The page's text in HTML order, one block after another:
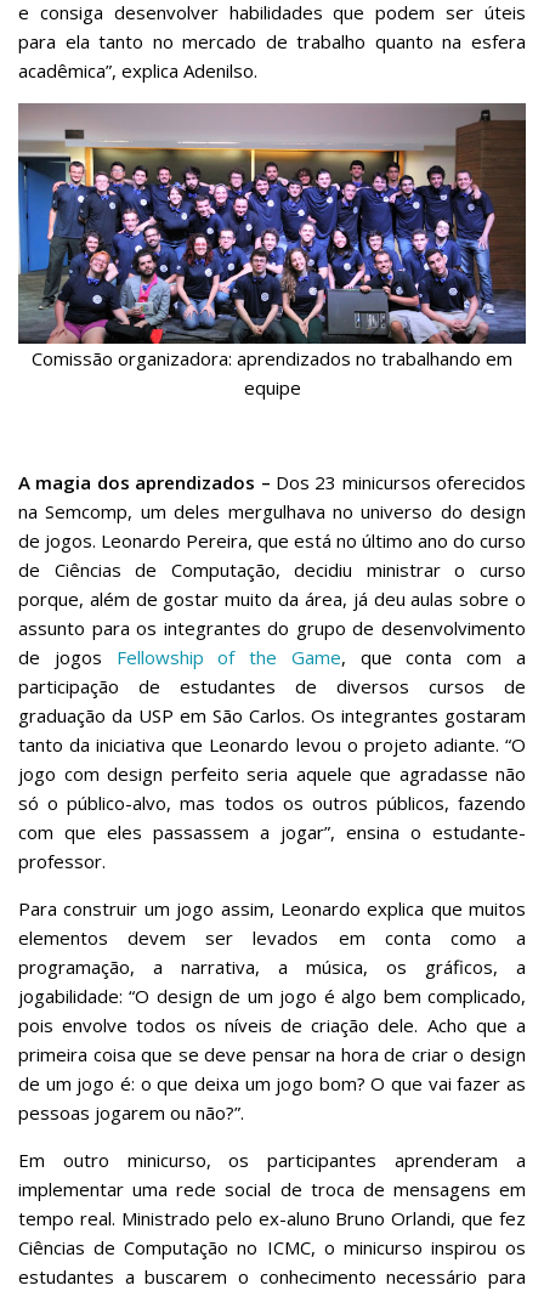
e consiga desenvolver habilidades que podem ser úteis
para ela tanto no mercado de trabalho quanto na esfera
acadêmica”, explica Adenilso.
Comissão organizadora: aprendizados no trabalhando em
equipe
A magia dos aprendizados – Dos 23 minicursos oferecidos
na Semcomp, um deles mergulhava no universo do design
de jogos. Leonardo Pereira, que está no último ano do curso
de Ciências de Computação, decidiu ministrar o curso
porque, além de gostar muito da área, já deu aulas sobre o
assunto para os integrantes do grupo de desenvolvimento
de jogos Fellowship of the Game, que conta com a
participação de estudantes de diversos cursos de
graduação da USP em São Carlos. Os integrantes gostaram
tanto da iniciativa que Leonardo levou o projeto adiante. “O
jogo com design perfeito seria aquele que agradasse não
só o público-alvo, mas todos os outros públicos, fazendo
com que eles passassem a jogar”, ensina o estudante-
professor.
Para construir um jogo assim, Leonardo explica que muitos
elementos devem ser levados em conta como a
programação, a narrativa, a música, os gráficos, a
jogabilidade: “O design de um jogo é algo bem complicado,
pois envolve todos os níveis de criação dele. Acho que a
primeira coisa que se deve pensar na hora de criar o design
de um jogo é: o que deixa um jogo bom? O que vai fazer as
pessoas jogarem ou não?”.
Em outro minicurso, os participantes aprenderam a
implementar uma rede social de troca de mensagens em
tempo real. Ministrado pelo ex-aluno Bruno Orlandi, que fez
Ciências de Computação no ICMC, o minicurso inspirou os
estudantes a buscarem o conhecimento necessário para